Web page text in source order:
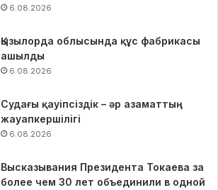
6.08.2026
Қызылорда облысында құс фабрикасы
ашылды
6.08.2026
Судағы қауіпсіздік – әр азаматтың
жауапкершілігі
6.08.2026
Высказывания Президента Токаева за
более чем 30 лет объединили в одной